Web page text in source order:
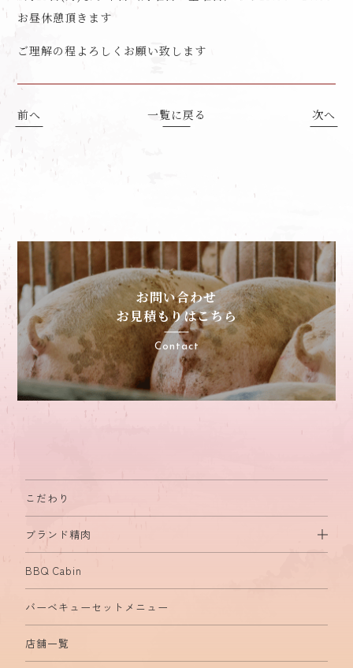
お昼休憩頂きます
ご理解の程よろしくお願い致します
前へ 一覧に戻る 次へ
お問い合わせ
お見積もりはこちら
Contact
こだわり
ブランド精肉
BBQ Cabin
バーベキューセットメニュー
店舗一覧